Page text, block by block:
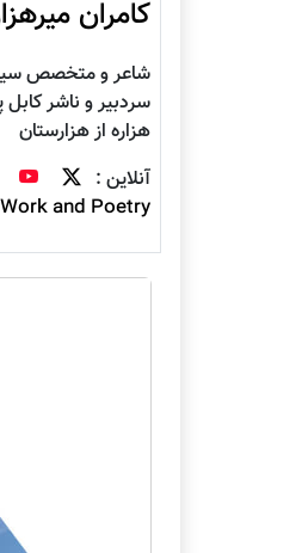
کامران
شاعر و متخصص
سردبیر و ناشر
هزاره از هزارستان
آنلاین :
Work and Poetry